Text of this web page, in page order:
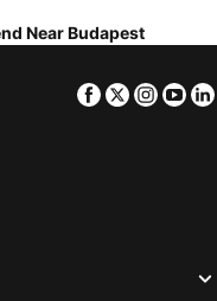
Near Budapest
Facebook
Twitter